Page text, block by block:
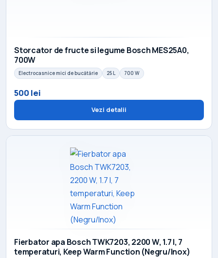
Storcator de fructe si legume Bosch MES25A0,
700W
Electrocasnice mici de bucătărie 25 L 700 W
500 lei
Vezi detalii
Fierbator apa Bosch TWK7203, 2200 W, 1.7 l, 7
temperaturi, Keep Warm Function (Negru/Inox)